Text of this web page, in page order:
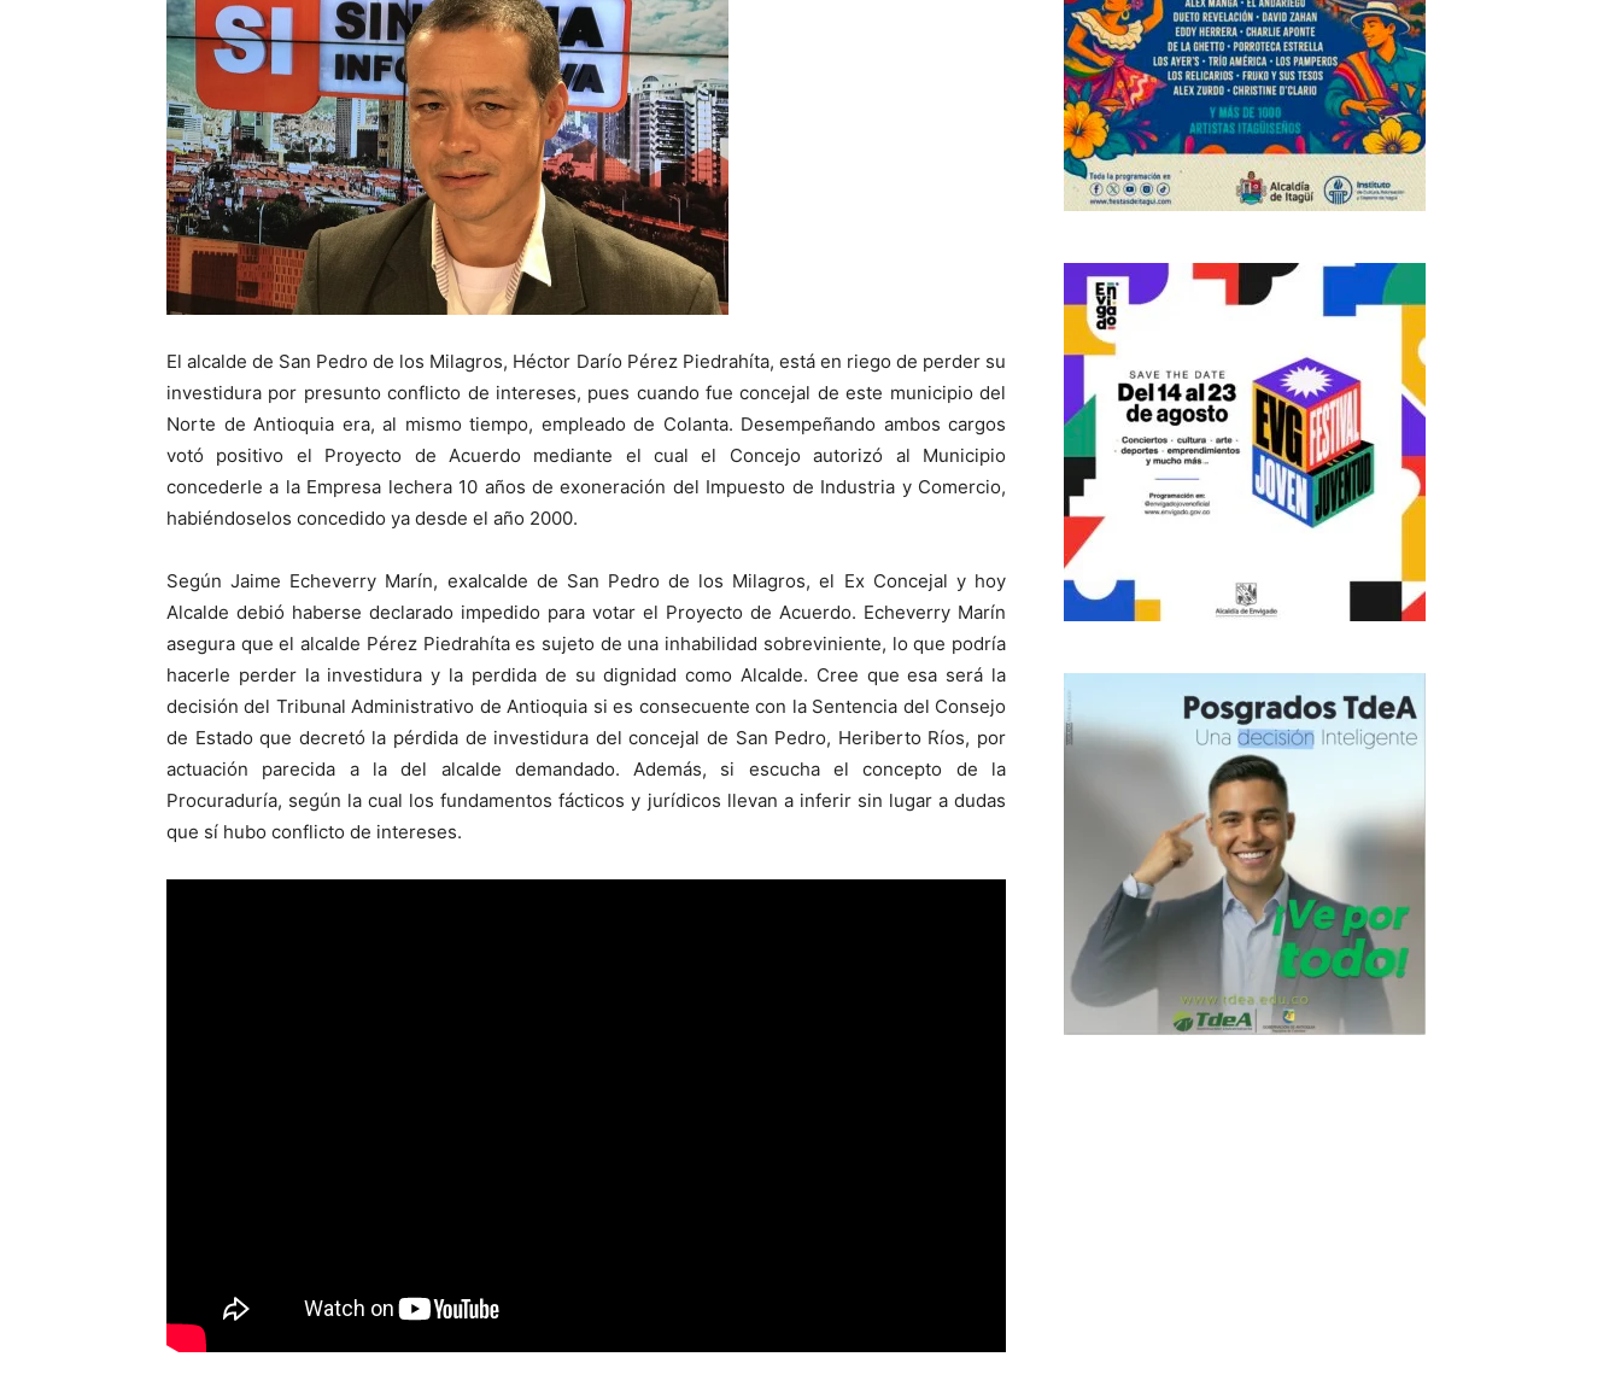
El alcalde de San Pedro de los Milagros, Héctor Darío Pérez Piedrahíta, está en riego de perder su
investidura por presunto conflicto de intereses, pues cuando fue concejal de este municipio del
Norte de Antioquia era, al mismo tiempo, empleado de Colanta. Desempeñando ambos cargos
votó positivo el Proyecto de Acuerdo mediante el cual el Concejo autorizó al Municipio
concederle a la Empresa lechera 10 años de exoneración del Impuesto de Industria y Comercio,
habiéndoselos concedido ya desde el año 2000.
Según Jaime Echeverry Marín, exalcalde de San Pedro de los Milagros, el Ex Concejal y hoy
Alcalde debió haberse declarado impedido para votar el Proyecto de Acuerdo. Echeverry Marín
asegura que el alcalde Pérez Piedrahíta es sujeto de una inhabilidad sobreviniente, lo que podría
hacerle perder la investidura y la perdida de su dignidad como Alcalde. Cree que esa será la
decisión del Tribunal Administrativo de Antioquia si es consecuente con la Sentencia del Consejo
de Estado que decretó la pérdida de investidura del concejal de San Pedro, Heriberto Ríos, por
actuación parecida a la del alcalde demandado. Además, si escucha el concepto de la
Procuraduría, según la cual los fundamentos fácticos y jurídicos llevan a inferir sin lugar a dudas
que sí hubo conflicto de intereses.